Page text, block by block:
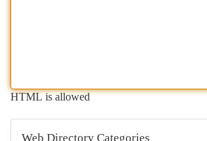
HTML is allowed
Web Directory Categories